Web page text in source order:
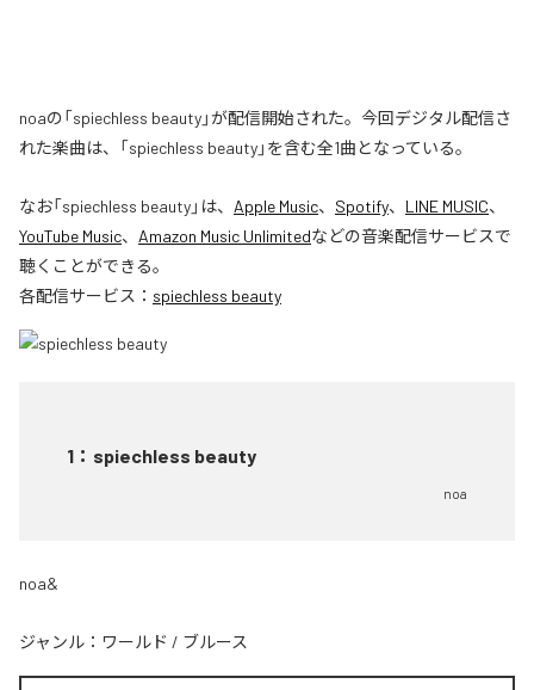
noaの「spiechless beauty」が配信開始された。今回デジタル配信さ
れた楽曲は、「spiechless beauty」を含む全1曲となっている。
なお「spiechless beauty」は、 Apple Music、 Spotify、 LINE MUSIC、
YouTube Music、 Amazon Music Unlimitedなどの音楽配信サービスで
聴くことができる。
各配信サービス： spiechless beauty
1 ： spiechless beauty
noa
noa&
ジャンル： ワールド / ブルース